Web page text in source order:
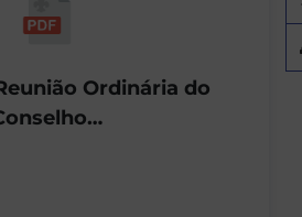
Ordinária do